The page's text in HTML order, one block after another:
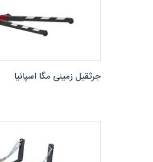
مشاهده محصول
جرثقیل زمینی مگا اسپانیا